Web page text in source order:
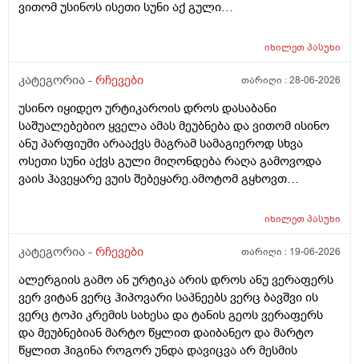
ვითომ უსინოს ისეთი სუნი აქ გული
დამატენიანებელი შამპუნიც მაგრამ ყველაფერზე
შემიხლია ვიტანკები.რამე მირჩიეთ დამპუნი რა რომ
ამექავოს.ბიბხიანოს შამპუნი რომ ვიყიდო ბაბეზ3
უარესი ხომ არარის?მხოლპდ ბიბცოანის საპობს იტანს
ტანოს კანი მაგრამ შამპუნი აოხმაროა და ასე მგონია
ბაბე იფრო ნახია და თუ ბაბე მახლევს ქავილს ბიბჩენი
იგრო მომცემს?სავატაუდოთ სიმშრალისგან მექავება
ბინჩენი უკეთესია რონელი?სხვადასხვა აქვს ბუბჩენს
იხილეთპასუხი
კატეგორია - რჩევები თარიღი :28-06-2026
უსინო იყიდეო ურტიკაროის დროს დასაბანი
საშუალებებიო ყველა ამას მეუბნება და ვითომ ისინო
ანუ პარფიუმი არააქვს მაგრამ სამაგიეროდ სხვა
ოსეთი სუნი აქვს გული მიღონდება რაღა გამოვოდა
ვაის ჰავეყარე ვუის შებეყარე.ამოტომ გყხოვთ
დამატენიანებელ შამპუნს თაფლით რომ აროს იმას და
ბუბჩენის შამპუნი რომ ვიყიდო იმად?
იხილეთპასუხი
კატეგორია - რჩევები თარიღი : 19-06-2026
ალერგიის გამო ან ურტიკა არის დროს ანუ ვერაფერს
ვერ ვიტან ვერც ჰიპოვარი საპნეებს ვერც ბავშვი ის
ვერც ტოპი კრემის სახესა და ტანის გეოს ვერაფერს
და მეუბნებიან მარტო წყლით დაიბანეო და მარტო
წყლით ჰიგინა როგორ უნდა დავიცვა არ მესმის